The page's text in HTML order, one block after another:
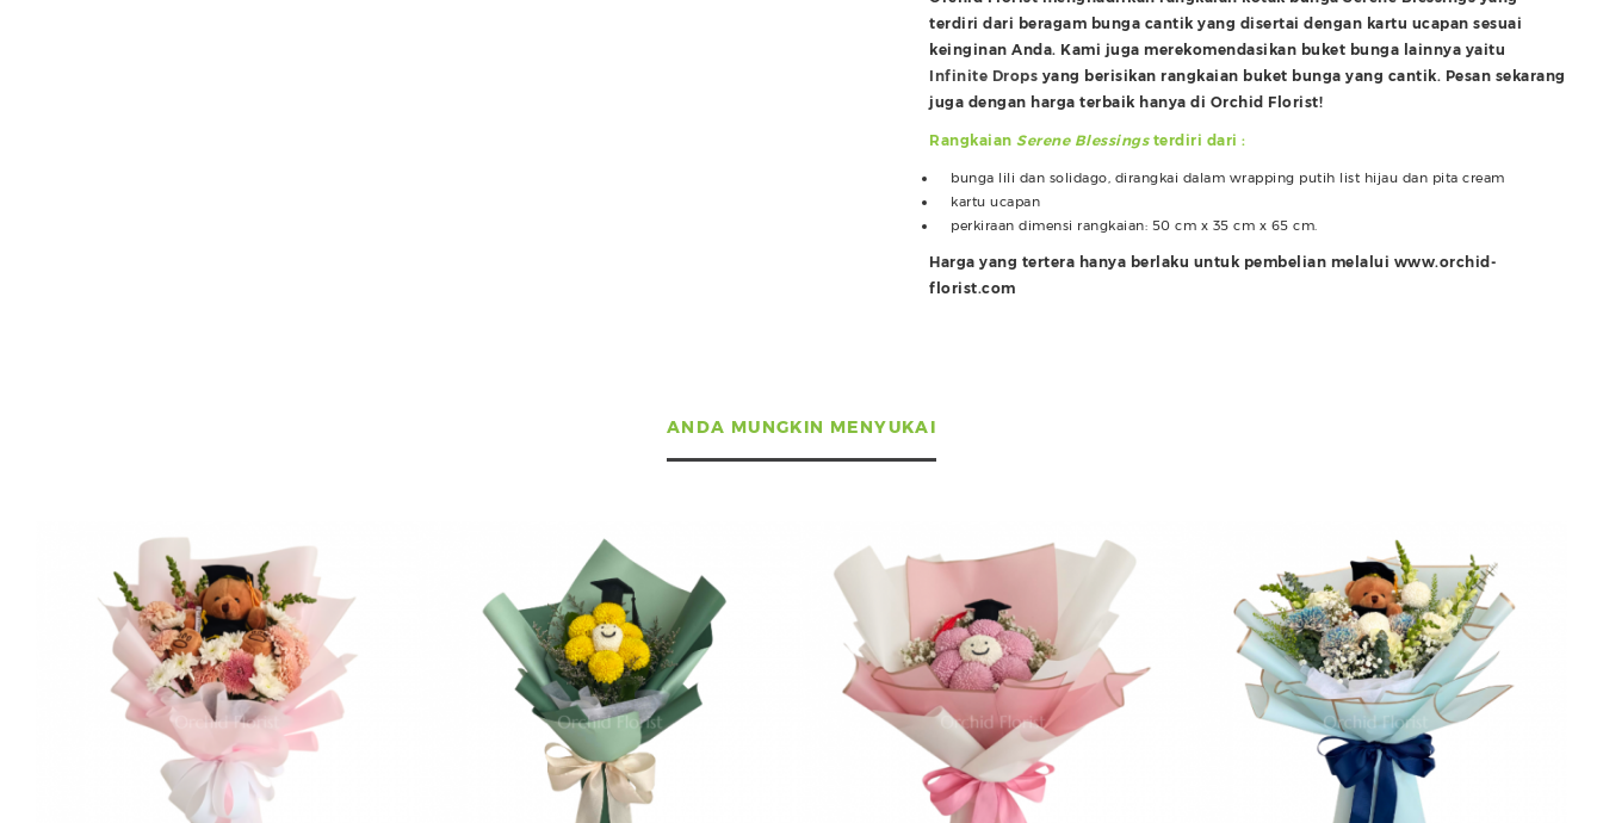
terdiri dari beragam bunga cantik yang disertai dengan kartu ucapan sesuai
keinginan Anda. Kami juga merekomendasikan buket bunga lainnya yaitu
Infinite Drops yang berisikan rangkaian buket bunga yang cantik. Pesan sekarang
juga dengan harga terbaik hanya di Orchid Florist!
Rangkaian Serene Blessingsterdiri dari :
bunga lili dan solidago, dirangkai dalam wrapping putih list hijau dan pita cream
kartu ucapan
perkiraan dimensi rangkaian: 50 cm x 35 cm x 65 cm.
Harga yang tertera hanya berlaku untuk pembelian melalui www.orchid-
florist.com
ANDA MUNGKIN MENYUKAI